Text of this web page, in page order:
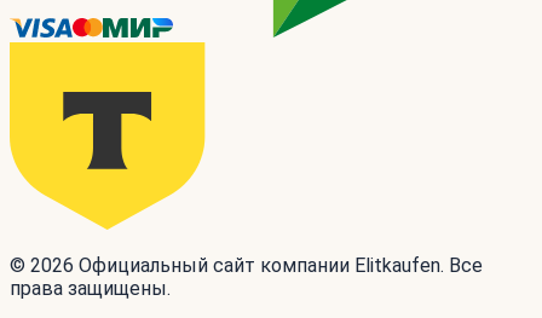
© 2026 Официальный сайт компании Elitkaufen. Все
права защищены.